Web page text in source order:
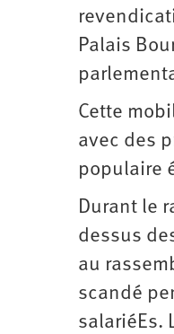
Palais
Cette
avec des
populaire
Durant le
dessus
au
scandé
salariéEs.